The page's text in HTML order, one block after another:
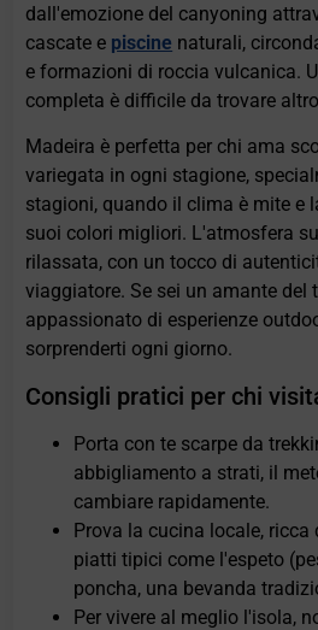
dall'emozione del canyoning
cascate e piscine naturali,
e formazioni di roccia vulcanica.
completa è difficile da trovare
Madeira è perfetta per chi ama
variegata in ogni stagione,
stagioni, quando il clima è mite e
suoi colori migliori. L'atmosfera
rilassata, con un tocco di
viaggiatore. Se sei un amante del
appassionato di esperienze
sorprenderti ogni giorno.
Consigli pratici per chi
Porta con te scarpe da
abbigliamento a strati, il
cambiare rapidamente.
Prova la cucina locale, ricca
piatti tipici come l'espeto
poncha, una bevanda
Per vivere al meglio l'isola,